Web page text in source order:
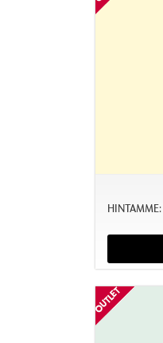
HINTAMME: